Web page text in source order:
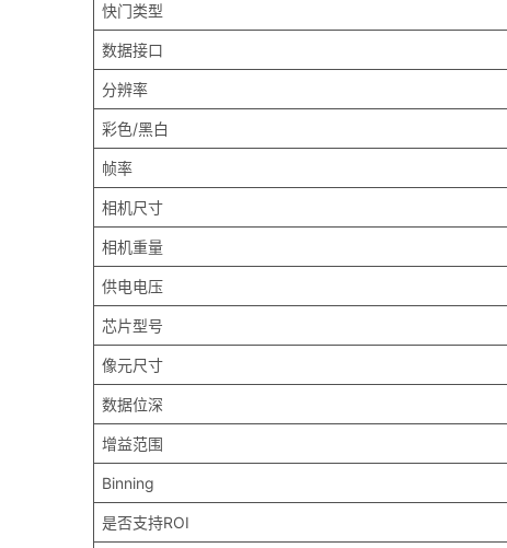
快门类型
数据接口
分辨率
彩色/黑白
帧率
相机尺寸
相机重量
供电电压
芯片型号
像元尺寸
数据位深
增益范围
Binning
是否支持ROI